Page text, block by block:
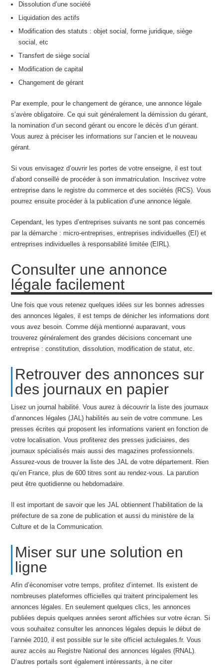
Dissolution d’une société
Liquidation des actifs
Modification des statuts : objet social, forme juridique, siège
social, etc
Transfert de siège social
Modification de capital
Changement de gérant
Par exemple, pour le changement de gérance, une annonce légale
s’avère obligatoire. Ce qui suit généralement la démission du gérant,
la nomination d’un second gérant ou encore le décès d’un gérant.
Vous aurez à préciser les informations sur l’ancien et le nouveau
gérant.
Si vous envisagez d’ouvrir les portes de votre enseigne, il est tout
d’abord conseillé de procéder à son immatriculation. Inscrivez votre
entreprise dans le registre du commerce et des sociétés (RCS). Vous
pourrez ensuite procéder à la publication d’une annonce légale.
Cependant, les types d’entreprises suivants ne sont pas concernés
par la démarche : micro-entreprises, entreprises individuelles (EI) et
entreprises individuelles à responsabilité limitée (EIRL).
Consulter une annonce
légale facilement
Une fois que vous retenez quelques idées sur les bonnes adresses
des annonces légales, il est temps de dénicher les informations dont
vous avez besoin. Comme déjà mentionné auparavant, vous
trouverez généralement des grandes décisions concernant une
entreprise : constitution, dissolution, modification de statut, etc.
Retrouver des annonces sur
des journaux en papier
Lisez un journal habilité. Vous aurez à découvrir la liste des journaux
d’annonces légales (JAL) habilités au sein de votre commune. Les
presses écrites qui proposent les informations varient en fonction de
votre localisation. Vous profiterez des presses judiciaires, des
journaux spécialisés mais aussi des magazines professionnels.
Assurez-vous de trouver la liste des JAL de votre département. Rien
qu’en France, plus de 600 titres sont au rendez-vous. La parution
peut être quotidienne ou hebdomadaire.
Il est important de savoir que les JAL obtiennent l’habilitation de la
préfecture de sa zone de publication et aussi du ministère de la
Culture et de la Communication.
Miser sur une solution en
ligne
Afin d’économiser votre temps, profitez d’internet. Ils existent de
nombreuses plateformes officielles qui traitent principalement les
annonces légales. En seulement quelques clics, les annonces
publiées depuis quelques années seront affichées sur votre écran. Si
vous souhaitez consulter les annonces légales depuis le début de
l’année 2010, il est possible sur le site officiel actulegales.fr. Vous
aurez accès au Registre National des annonces légales (RNAL).
D’autres portails sont également intéressants, à ne citer